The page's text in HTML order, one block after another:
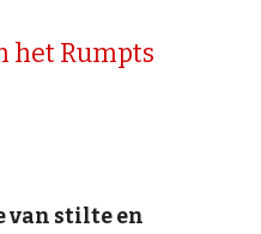
het Rumpts
van stilte en